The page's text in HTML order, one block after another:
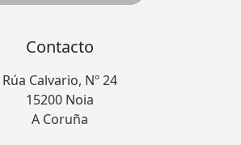
Contacto
Rúa Calvario, Nº 24
15200 Noia
A Coruña